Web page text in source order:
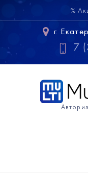
Меню
Samsung
Xiaomi
%
г.
7